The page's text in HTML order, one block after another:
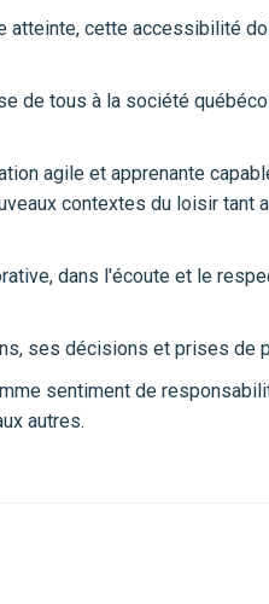
atteinte, cette accessibilité
de tous à la société
agile et apprenante
contextes du loisir tant
dans l'écoute et le
ses décisions et prises de
sentiment de
autres.